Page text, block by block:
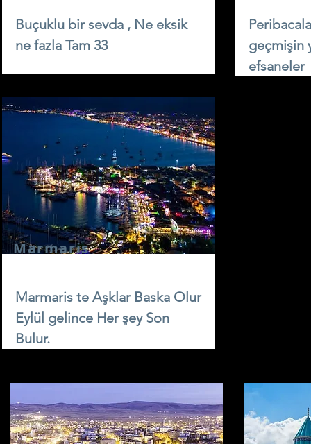
Buçuklu bir sevda , Ne eksik
ne fazla Tam 33
geçmişin
efsaneler
Marmaris
Marmaris te Aşklar Baska Olur
Eylül gelince Her şey Son
Bulur.